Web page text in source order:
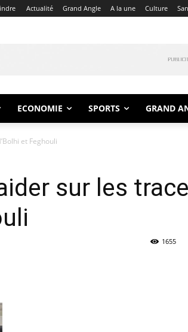
Actualité Grand Angle A la une Culture
ECONOMIE SPORTS GRAND
et Feghouli
sur les
1655